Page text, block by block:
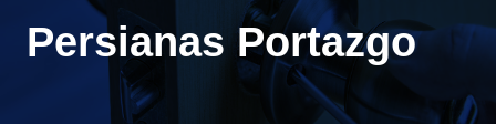
Persianas Portazgo